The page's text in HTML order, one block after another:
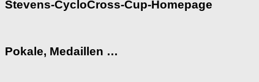
Stevens-CycloCross-Cup-Homepage
Pokale, Medaillen …